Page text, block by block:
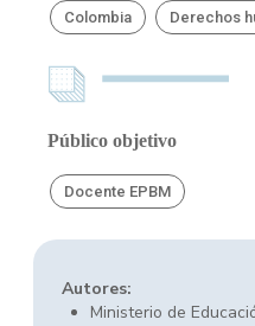
Colombia Derechos
Público objetivo
Docente EPBM
Autores:
Ministerio de